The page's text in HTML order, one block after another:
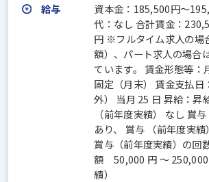
給与
資本金：185,500円〜
代：なし 合計賃金：
円 ※フルタイム求人の場
額）、パート求人の場合
ています。 賃金形態等：
固定（月末） 賃金支払日
外） 当月 25 日 昇給：昇
（前年度実績） なし 賞
あり、 賞与 （前年度実績
賞与（前年度実績）の回
額 50,000 円 ～ 250,000
績）